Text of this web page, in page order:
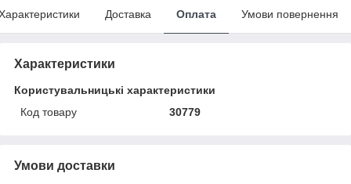
Доставка Оплата Умови повернення
Характеристики
Користувальницькі характеристики
Код товару
30779
Умови доставки